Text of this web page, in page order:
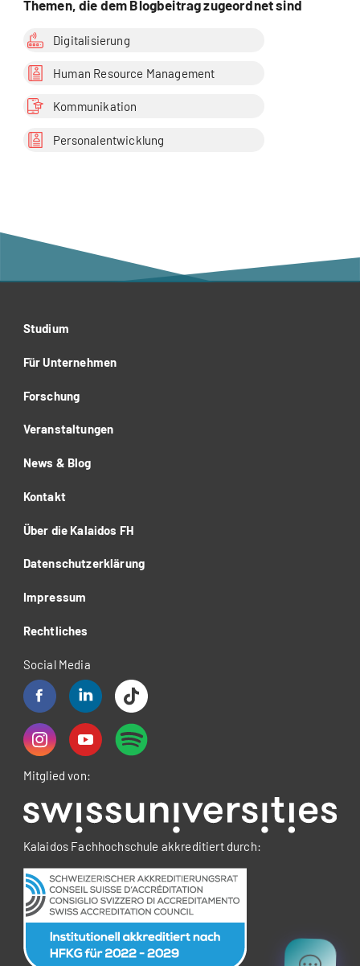
Themen, die dem Blogbeitrag zugeordnet sind
Digitalisierung
Human Resource Management
Kommunikation
Personalentwicklung
Studium
Für Unternehmen
Forschung
Veranstaltungen
News & Blog
Kontakt
Über die Kalaidos FH
Datenschutzerklärung
Impressum
Rechtliches
Social Media
Mitglied von:
Kalaidos Fachhochschule akkreditiert durch: